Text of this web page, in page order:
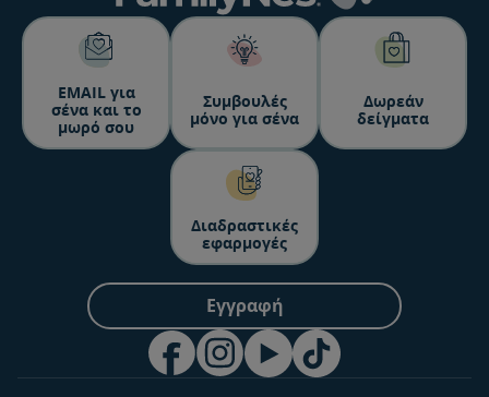
ΕΜΑΙL για
σένα και το
μωρό σου
Συμβουλές
μόνο για σένα
Δωρεάν
δείγματα
Διαδραστικές
εφαρμογές
Εγγραφή